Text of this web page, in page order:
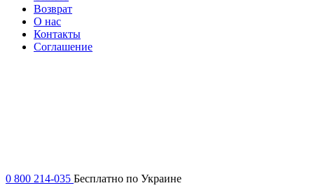
Возврат
О нас
Контакты
Соглашение
0 800 214-035 Бесплатно по Украине